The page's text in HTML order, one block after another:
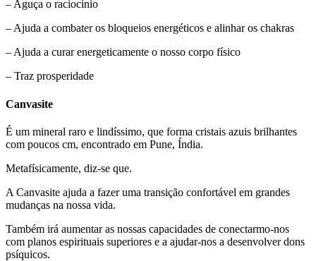
– Aguça o raciocínio
– Ajuda a combater os bloqueios energéticos e alinhar os chakras
– Ajuda a curar energeticamente o nosso corpo físico
– Traz prosperidade
Canvasite
É um mineral raro e lindíssimo, que forma cristais azuis brilhantes
com poucos cm, encontrado em Pune, Índia.
Metafísicamente, diz-se que.
A Canvasite ajuda a fazer uma transição confortável em grandes
mudanças na nossa vida.
Também irá aumentar as nossas capacidades de conectarmo-nos
com planos espirituais superiores e a ajudar-nos a desenvolver dons
psíquicos.